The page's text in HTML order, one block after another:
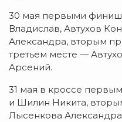
30 мая первыми
Владислав, Автухов
Александра, вторым
третьем месте —
Арсений.
31 мая в кроссе
и Шилин Никита,
Лысенкова